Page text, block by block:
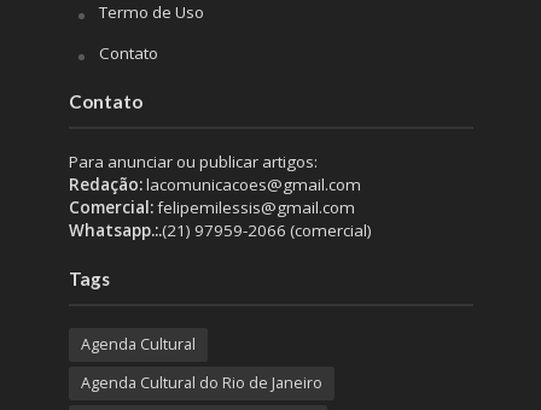
Termo de Uso
Contato
Contato
Para anunciar ou publicar artigos:
Redação:lacomunicacoes@gmail.com
Comercial:felipemilessis@gmail.com
Whatsapp.:.(21) 97959-2066 (comercial)
Tags
Agenda Cultural
Agenda Cultural do Rio de Janeiro